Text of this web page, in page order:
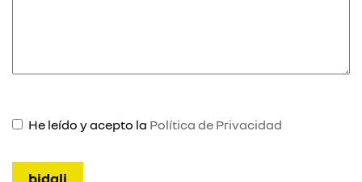
He leído y acepto la Política de Privacidad